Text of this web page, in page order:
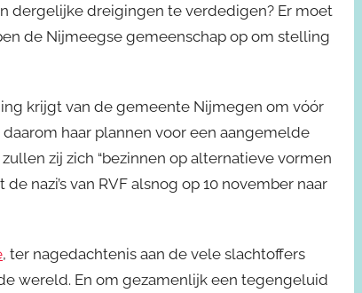
dergelijke dreigingen te verdedigen? Er moet
de Nijmeegse gemeenschap op om stelling
krijgt van de gemeente Nijmegen om vóór
haar plannen voor een aangemelde
zij zich “bezinnen op alternatieve vormen
nazi’s van RVF alsnog op 10 november naar
, ter nagedachtenis aan de vele slachtoffers
wereld. En om gezamenlijk een tegengeluid